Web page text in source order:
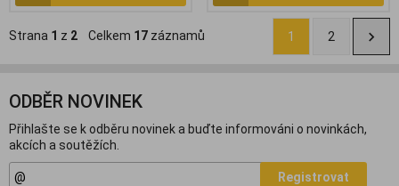
Strana 1 z 2 Celkem 17 záznamů 1 2
ODBĚR NOVINEK
Přihlašte se k odběru novinek a buďte informováni o novinkách,
akcích a soutěžích.
Registrovat